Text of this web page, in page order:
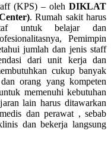
(KPS) – oleh DIKLAT
. Rumah sakit harus
untuk belajar dan
Pemimpin
jumlah dan jenis staff
dari unit kerja dan
cukup banyak
orang yang kompeten
memenuhi kebutuhan
lain harus ditawarkan
dan perawat , sebab
dan bekerja langsung